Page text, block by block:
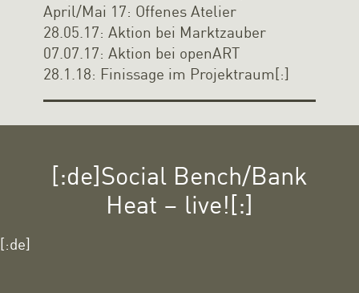
April/Mai 17: Offenes Atelier
28.05.17: Aktion bei Marktzauber
07.07.17: Aktion bei openART
28.1.18: Finissage im Projektraum[:]
[:de]Social Bench/Bank
Heat – live![:]
[:de]